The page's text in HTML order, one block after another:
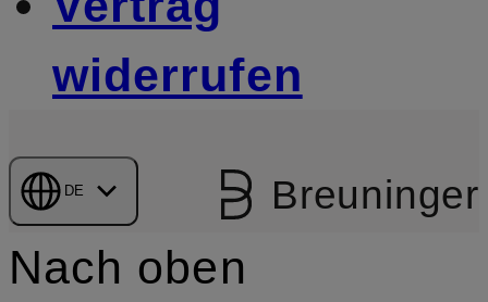
widerrufen
DE Breuninger
Nach oben